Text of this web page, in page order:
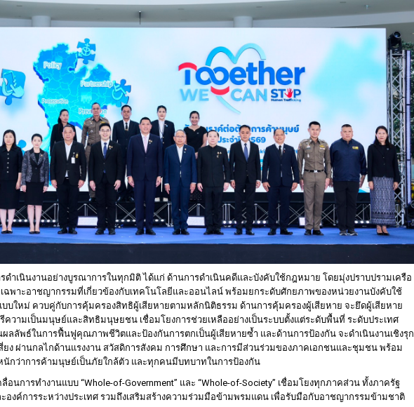
ดำเนินงานอย่างบูรณาการในทุกมิติ ได้แก่ ด้านการดำเนินคดีและบังคับใช้กฎหมาย โดยมุ่งปราบปรามเครือ
พาะอาชญากรรมที่เกี่ยวข้องกับเทคโนโลยีและออนไลน์ พร้อมยกระดับศักยภาพของหน่วยงานบังคับใช้
ใหม่ ควบคู่กับการคุ้มครองสิทธิผู้เสียหายตามหลักนิติธรรม ด้านการคุ้มครองผู้เสียหาย จะยึดผู้เสียหาย
ความเป็นมนุษย์และสิทธิมนุษยชน เชื่อมโยงการช่วยเหลืออย่างเป็นระบบตั้งแต่ระดับพื้นที่ ระดับประเทศ
ผลลัพธ์ในการฟื้นฟูคุณภาพชีวิตและป้องกันการตกเป็นผู้เสียหายซ้ำ และด้านการป้องกัน จะดำเนินงานเชิงรุก
ยง ผ่านกลไกด้านแรงงาน สวัสดิการสังคม การศึกษา และการมีส่วนร่วมของภาคเอกชนและชุมชน พร้อม
กว่าการค้ามนุษย์เป็นภัยใกล้ตัว และทุกคนมีบทบาทในการป้องกัน
การทำงานแบบ “Whole-of-Government” และ “Whole-of-Society” เชื่อมโยงทุกภาคส่วน ทั้งภาครัฐ
องค์การระหว่างประเทศ รวมถึงเสริมสร้างความร่วมมือข้ามพรมแดน เพื่อรับมือกับอาชญากรรมข้ามชาติ